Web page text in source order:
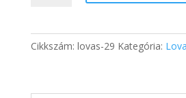
Cikkszám: lovas-29 Kategória: